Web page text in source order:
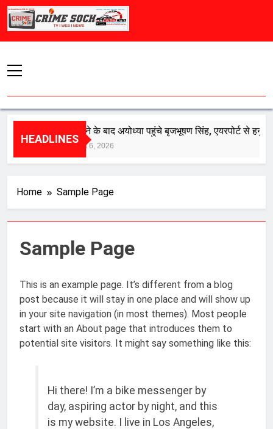
Skip
HEADLINES
बरी होने के बाद अयोध्या पहुंचे बृजभूषण सिंह, एयरपोर्ट से
August 6, 2026
Home Sample Page
Sample Page
This is an example page. It’s different from a blog
post because it will stay in one place and will show up
in your site navigation (in most themes). Most people
start with an About page that introduces them to
potential site visitors. It might say something like this:
Hi there! I’m a bike messenger by
day, aspiring actor by night, and this
is my website. I live in Los Angeles,